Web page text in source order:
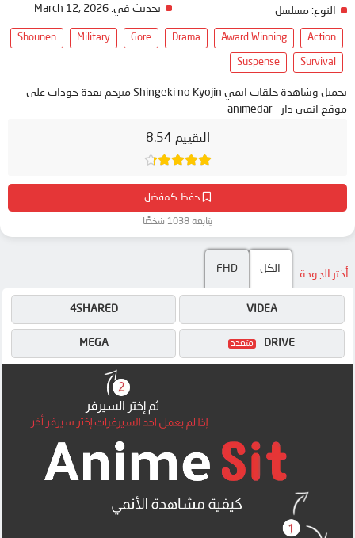
التقييم 8.54
حفظ كمفضل
يتابعه 1038 شخصًا
النوع: مسلسل
تحديث في: March 12, 2026
Action
Award Winning
Drama
Gore
Military
Shounen
Survival
Suspense
تحميل وشاهدة حلقات انمي Shingeki no Kyojin مترجم بعدة جودات على
موقع انمي دار - animedar
أختر الجودة الكل FHD
VIDEA
MEGA
4SHARED
DRIVE